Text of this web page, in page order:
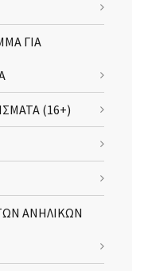
ΓΙΑ
(16+)
ΑΝΗΛΙΚΩΝ